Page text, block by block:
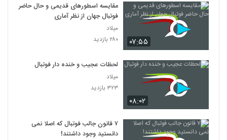
۰۷:۵۵
مقایسه اسطورهای قدیمی و حال حاضر
فوتبال جهان از نظر آماری
میلاد
۲۸۰ بازدید
۰۸:۰۲
لحظات عجیب و خنده دار فوتبال
میلاد
۳۲۳ بازدید
۷ قانون جالب فوتبال که اصلا نمی
دانستید وجود داشتند!